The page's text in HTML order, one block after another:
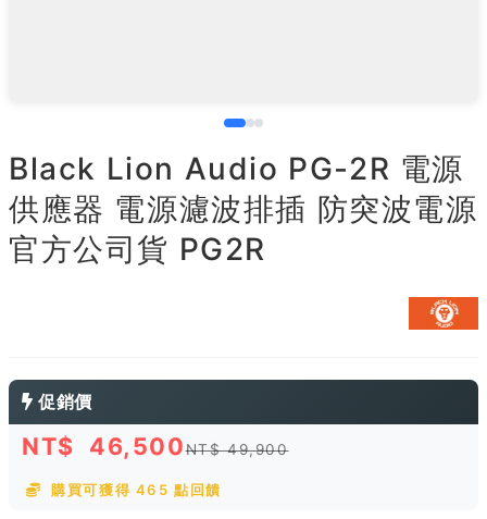
Black Lion Audio PG-2R 電源
供應器 電源濾波排插 防突波電源
官方公司貨 PG2R
促銷價
NT$ 46,500NT$ 49,900
購買可獲得 465 點回饋